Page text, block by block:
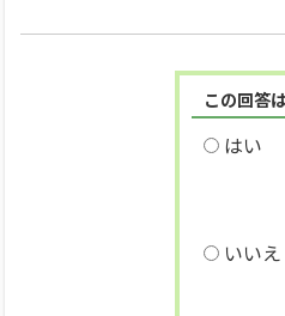
この回答
はい
いいえ